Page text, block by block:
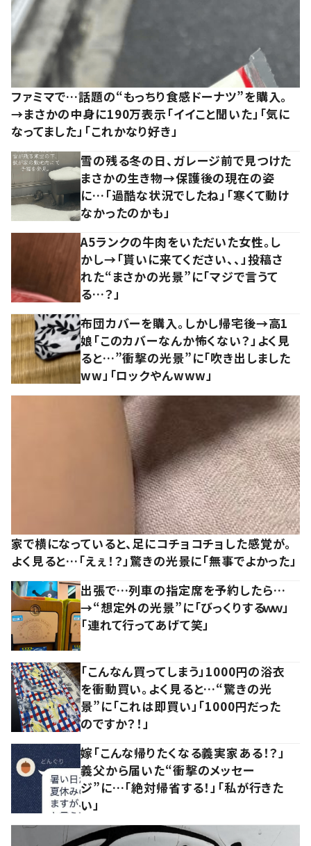
ファミマで…話題の“もっちり食感ドーナツ”を購入。
→まさかの中身に190万表示「イイこと聞いた」「気に
なってました」「これかなり好き」
雪の残る冬の日、ガレージ前で見つけた
まさかの生き物→保護後の現在の姿
に…「過酷な状況でしたね」「寒くて動け
なかったのかも」
A5ランクの牛肉をいただいた女性。し
かし→「貰いに来てください、、」投稿さ
れた“まさかの光景”に「マジで言うて
る…？」
布団カバーを購入。しかし帰宅後→高1
娘「このカバーなんか怖くない？」よく見
ると…”衝撃の光景”に「吹き出しました
ww」「ロックやんwww」
家で横になっていると、足にコチョコチョした感覚が。
よく見ると…「えぇ！？」驚きの光景に「無事でよかった」
出張で…列車の指定席を予約したら…
→“想定外の光景”に「びっくりするｗｗ」
「連れて行ってあげて笑」
「こんなん買ってしまう」1000円の浴衣
を衝動買い。よく見ると…“驚きの光
景”に「これは即買い」「1000円だった
のですか？！」
嫁「こんな帰りたくなる義実家ある！？」
義父から届いた“衝撃のメッセー
ジ”に…「絶対帰省する！」「私が行きた
い」